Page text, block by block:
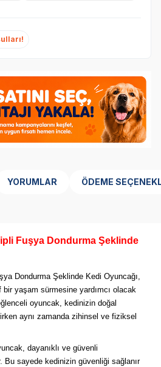
YORUMLAR ÖDEME
Fuşya Dondurma Şeklinde
Dondurma Şeklinde Kedi Oyuncağı,
yaşam sürmesine yardımcı olacak
oyuncak, kedinizin doğal
aynı zamanda zihinsel ve fiziksel
dayanıklı ve güvenli
Bu sayede kedinizin güvenliği sağlanır